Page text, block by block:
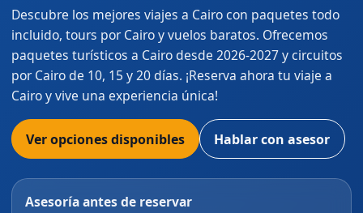
Descubre los mejores viajes a Cairo con paquetes todo
incluido, tours por Cairo y vuelos baratos. Ofrecemos
paquetes turísticos a Cairo desde 2026-2027 y circuitos
por Cairo de 10, 15 y 20 días. ¡Reserva ahora tu viaje a
Cairo y vive una experiencia única!
Ver opciones disponibles Hablar con asesor
Asesoría antes de reservar